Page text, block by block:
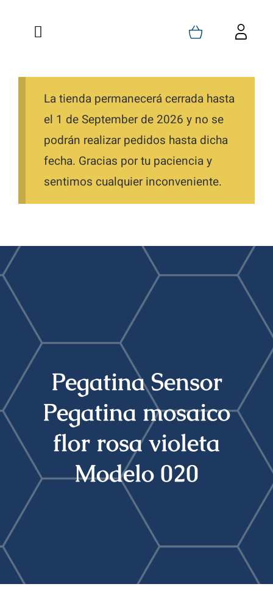
Toggle
Who We Are
Blog
Search
for:
My Account
Downloads
La tienda permanecerá cerrada hasta
el 1 de September de 2026 y no se
podrán realizar pedidos hasta dicha
fecha. Gracias por tu paciencia y
sentimos cualquier inconveniente.
Pegatina Sensor
Pegatina mosaico
flor rosa violeta
Modelo 020